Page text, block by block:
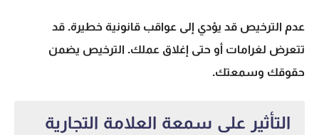
عدم الترخيص قد يؤدي إلى عواقب قانونية خطيرة. قد
تتعرض لغرامات أو حتى إغلاق عملك. الترخيص يضمن
حقوقك وسمعتك.
التأثير على سمعة العلامة التجارية